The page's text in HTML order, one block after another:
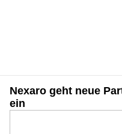
Nexaro geht neue
ein